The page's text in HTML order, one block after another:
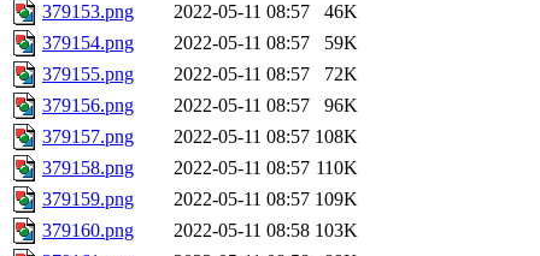
379153.png
2022-05-11 08:57
46K
379154.png
2022-05-11 08:57
59K
379155.png
2022-05-11 08:57
72K
379156.png
2022-05-11 08:57
96K
379157.png
2022-05-11 08:57 108K
379158.png
2022-05-11 08:57 110K
379159.png
2022-05-11 08:57 109K
379160.png
2022-05-11 08:58 103K